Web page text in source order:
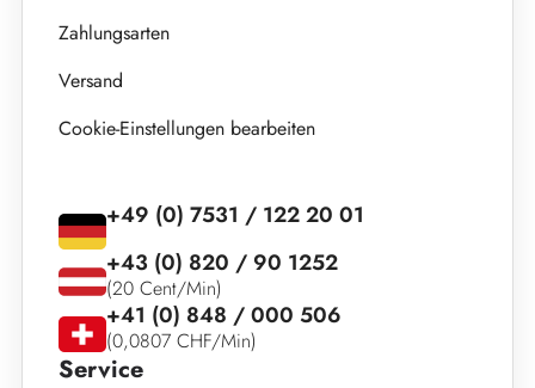
Zahlungsarten
Versand
Cookie-Einstellungen bearbeiten
Service
+49 (0) 7531 / 122 20 01
+43 (0) 820 / 90 1252
(20 Cent/Min)
+41 (0) 848 / 000 506
(0,0807 CHF/Min)